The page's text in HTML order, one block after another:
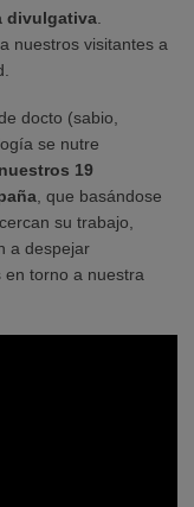
divulgativa
nuestros visitantes a
docto (sabio,
se nutre
19
, que basándose
su trabajo,
a despejar
torno a nuestra